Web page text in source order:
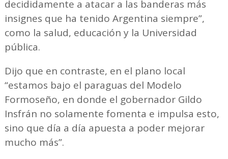
decididamente a atacar a las banderas más
insignes que ha tenido Argentina siempre”,
como la salud, educación y la Universidad
pública.
Dijo que en contraste, en el plano local
“estamos bajo el paraguas del Modelo
Formoseño, en donde el gobernador Gildo
Insfrán no solamente fomenta e impulsa esto,
sino que día a día apuesta a poder mejorar
mucho más”.